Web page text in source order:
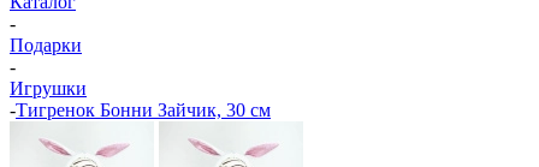
-
Подарки
-
Игрушки
-Тигренок Бонни Зайчик, 30 см